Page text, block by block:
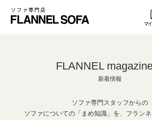
ソファ専門店
マ
FLANNEL
新着情報
ソファ専門スタッフからの
ソファについての「まめ知識」を、フラン